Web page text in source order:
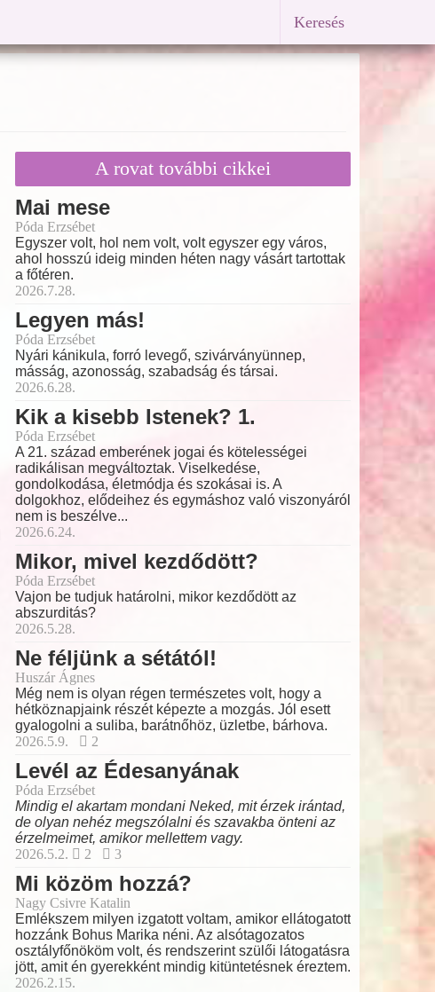
Keresés
A rovat további cikkei
Mai mese
Póda Erzsébet
Egyszer volt, hol nem volt, volt egyszer egy város,
ahol hosszú ideig minden héten nagy vásárt tartottak
a főtéren.
2026.7.28.
Legyen más!
Póda Erzsébet
Nyári kánikula, forró levegő, szivárványünnep,
másság, azonosság, szabadság és társai.
2026.6.28.
Kik a kisebb Istenek? 1.
Póda Erzsébet
A 21. század emberének jogai és kötelességei
radikálisan megváltoztak. Viselkedése,
gondolkodása, életmódja és szokásai is. A
dolgokhoz, elődeihez és egymáshoz való viszonyáról
nem is beszélve...
2026.6.24.
Mikor, mivel kezdődött?
Póda Erzsébet
Vajon be tudjuk határolni, mikor kezdődött az
abszurditás?
2026.5.28.
Ne féljünk a sétától!
Huszár Ágnes
Még nem is olyan régen természetes volt, hogy a
hétköznapjaink részét képezte a mozgás. Jól esett
gyalogolni a suliba, barátnőhöz, üzletbe, bárhova.
2026.5.9.
2
Levél az Édesanyának
Póda Erzsébet
Mindig el akartam mondani Neked, mit érzek irántad,
de olyan nehéz megszólalni és szavakba önteni az
érzelmeimet, amikor mellettem vagy.
2026.5.2.
2 3
Mi közöm hozzá?
Nagy Csivre Katalin
Emlékszem milyen izgatott voltam, amikor ellátogatott
hozzánk Bohus Marika néni. Az alsótagozatos
osztályfőnököm volt, és rendszerint szülői látogatásra
jött, amit én gyerekként mindig kitüntetésnek éreztem.
2026.2.15.